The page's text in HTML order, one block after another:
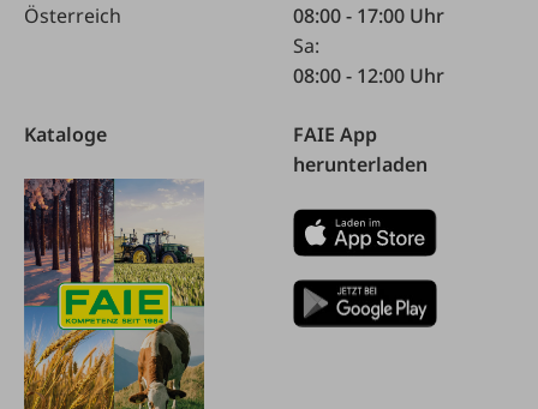
Österreich
08:00 - 17:00 Uhr
Sa:
08:00 - 12:00 Uhr
Kataloge
FAIE App
herunterladen